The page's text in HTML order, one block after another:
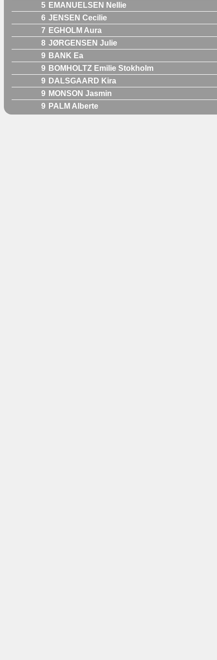
5 EMANUELSEN Nellie
6 JENSEN Cecilie
7 EGHOLM Aura
8 JØRGENSEN Julie
9 BANK Ea
9 BOMHOLTZ Emilie Stokholm
9 DALSGAARD Kira
9 MONSON Jasmin
9 PALM Alberte